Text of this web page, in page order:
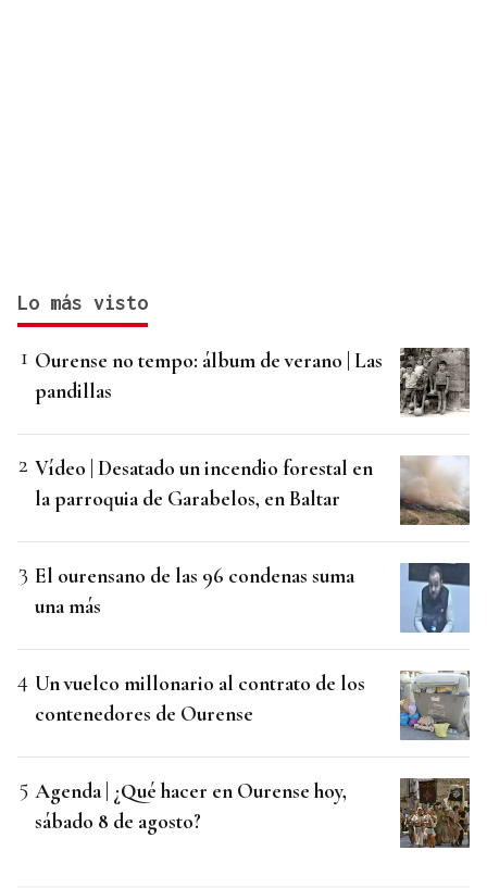
Lo más visto
Ourense no tempo: álbum de verano | Las
pandillas
Vídeo | Desatado un incendio forestal en
la parroquia de Garabelos, en Baltar
El ourensano de las 96 condenas suma
una más
Un vuelco millonario al contrato de los
contenedores de Ourense
Agenda | ¿Qué hacer en Ourense hoy,
sábado 8 de agosto?